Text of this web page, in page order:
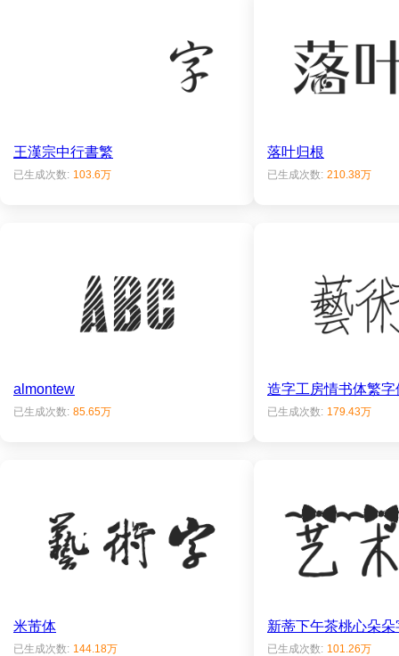
王漢宗中行書繁
已生成次数: 103.6万
落叶归根
已生成次数: 210.38万
almontew
已生成次数: 85.65万
造字工房情书体繁字
已生成次数: 179.43万
米芾体
已生成次数: 144.18万
新蒂下午茶桃心朵朵
已生成次数: 101.26万